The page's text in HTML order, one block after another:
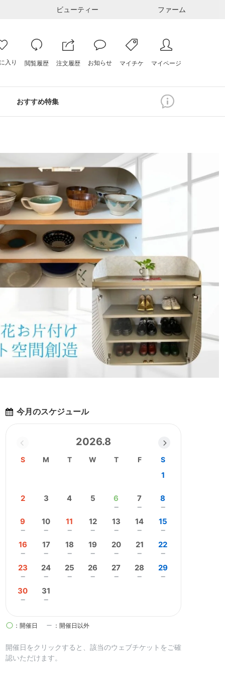
ビューティー ファーム
入り 閲覧履歴 注文履歴 お知らせ マイチケ マイページ
おすすめ特集
今月のスケジュール
2026.8
S M T W T F S
1
2 3 4 5 6
remove
7
remove
8
remove
9
remove
10
remove
11
remove
12
remove
13
remove
14
remove
15
remove
16
remove
17
remove
18
remove
19
remove
20
remove
21
remove
22
remove
23
remove
24
remove
25
remove
26
remove
27
remove
28
remove
29
remove
30
remove
31
remove
circle ：開催日 remove ：開催日以外
開催日をクリックすると、該当のウェブチケットをご確
認いただけます。